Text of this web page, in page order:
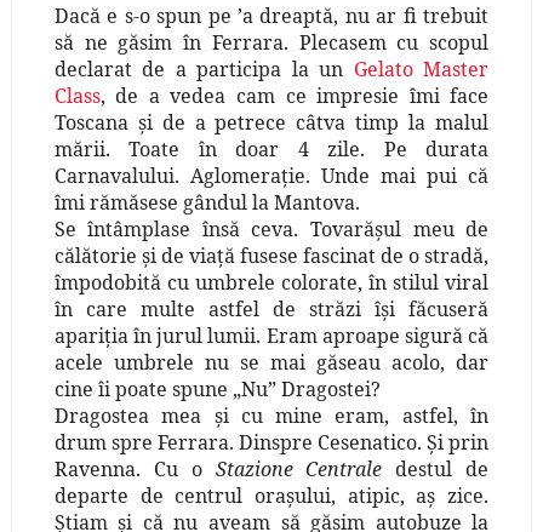
Dacă e s-o spun pe ’a dreaptă, nu ar fi trebuit
să ne găsim în Ferrara. Plecasem cu scopul
declarat de a participa la un Gelato Master
Class, de a vedea cam ce impresie îmi face
Toscana şi de a petrece câtva timp la malul
mării. Toate în doar 4 zile. Pe durata
Carnavalului. Aglomeraţie. Unde mai pui că
îmi rămăsese gândul la Mantova.
Se întâmplase însă ceva. Tovarăşul meu de
călătorie şi de viaţă fusese fascinat de o stradă,
împodobită cu umbrele colorate, în stilul viral
în care multe astfel de străzi îşi făcuseră
apariţia în jurul lumii. Eram aproape sigură că
acele umbrele nu se mai găseau acolo, dar
cine îi poate spune „Nu” Dragostei?
Dragostea mea şi cu mine eram, astfel, în
drum spre Ferrara. Dinspre Cesenatico. Şi prin
Ravenna. Cu o Stazione Centraledestul de
departe de centrul oraşului, atipic, aş zice.
Ştiam şi că nu aveam să găsim autobuze la